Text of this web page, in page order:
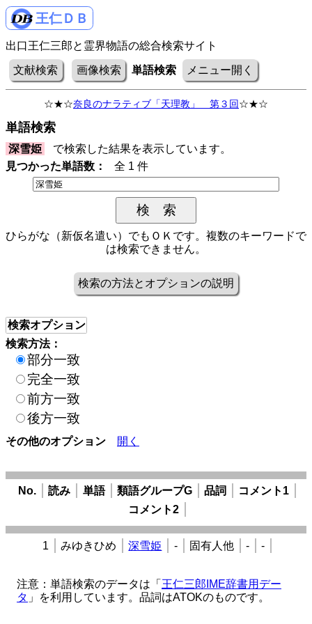
王仁ＤＢ
出口王仁三郎と霊界物語の総合検索サイト
文献検索 画像検索 単語検索 メニュー開く
☆★☆奈良のナラティブ「天理教」 第３回☆★☆
単語検索
深雪姫
で検索した結果を表示しています。
見つかった単語数：
全 1 件
ひらがな（新仮名遣い）でもＯＫです。複数のキーワードで
は検索できません。
検索の方法とオプションの説明
検索オプション
検索方法：
部分一致
完全一致
前方一致
後方一致
その他のオプション 開く
No. 読み 単語 類語グループG 品詞
コメント1
コメント2
1 みゆきひめ 深雪姫 - 固有人他 - -
注意：単語検索のデータは「 王仁三郎IME辞書用デー
タ 」を利用しています。品詞はATOKのものです。